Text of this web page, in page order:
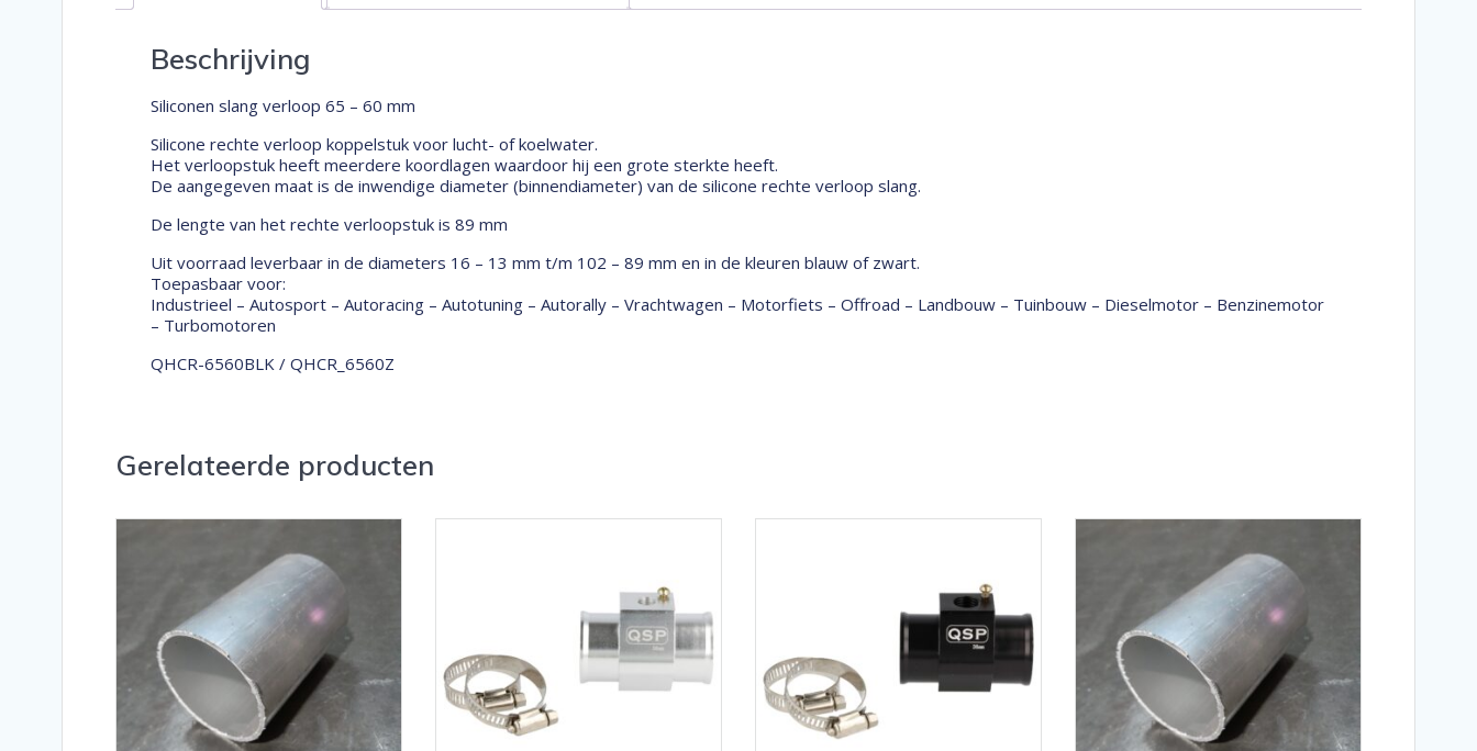
Beschrijving
Siliconen slang verloop 65 – 60 mm
Silicone rechte verloop koppelstuk voor lucht- of koelwater.
Het verloopstuk heeft meerdere koordlagen waardoor hij een grote sterkte heeft.
De aangegeven maat is de inwendige diameter (binnendiameter) van de silicone rechte verloop slang.
De lengte van het rechte verloopstuk is 89 mm
Uit voorraad leverbaar in de diameters 16 – 13 mm t/m 102 – 89 mm en in de kleuren blauw of zwart.
Toepasbaar voor:
Industrieel – Autosport – Autoracing – Autotuning – Autorally – Vrachtwagen – Motorfiets – Offroad – Landbouw – Tuinbouw – Dieselmotor – Benzinemotor
– Turbomotoren
QHCR-6560BLK / QHCR_6560Z
Gerelateerde producten